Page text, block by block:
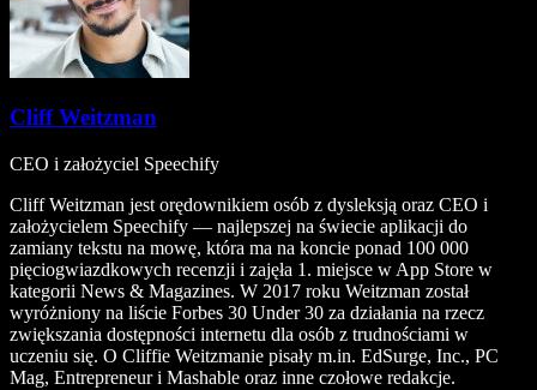
Cliff Weitzman
CEO i założyciel Speechify
Cliff Weitzman jest orędownikiem osób z dysleksją oraz CEO i
założycielem Speechify — najlepszej na świecie aplikacji do
zamiany tekstu na mowę, która ma na koncie ponad 100 000
pięciogwiazdkowych recenzji i zajęła 1. miejsce w App Store w
kategorii News & Magazines. W 2017 roku Weitzman został
wyróżniony na liście Forbes 30 Under 30 za działania na rzecz
zwiększania dostępności internetu dla osób z trudnościami w
uczeniu się. O Cliffie Weitzmanie pisały m.in. EdSurge, Inc., PC
Mag, Entrepreneur i Mashable oraz inne czołowe redakcje.